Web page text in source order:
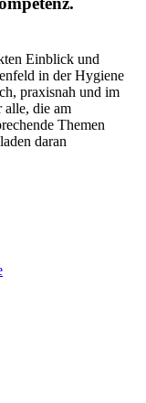
Einblick und
in der Hygiene
praxisnah und im
die am
Themen
daran